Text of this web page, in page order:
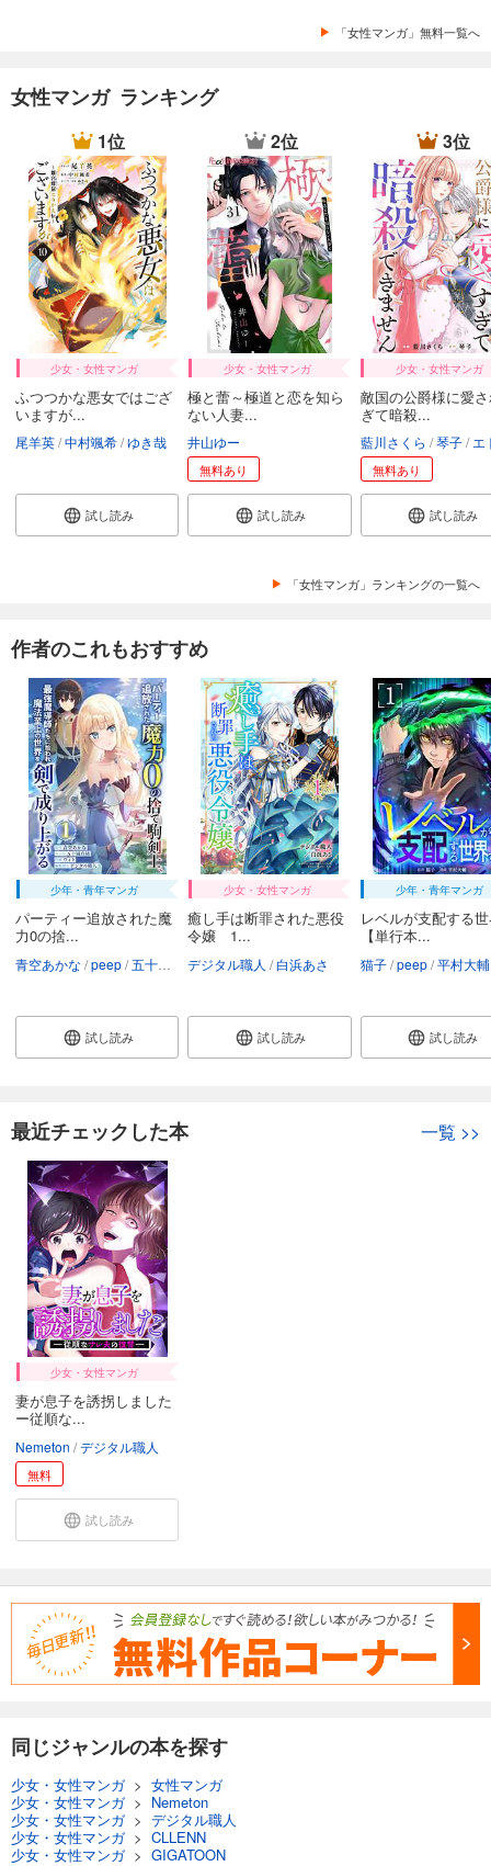
78円 (税込)
試し読み
あらすじを表示する
妻が息子を誘拐しましたー従順なサレ夫の復讐ー【フルカラー】【タテヨミ】(33)
78円 (税込)
完結
カート
試し読み
あらすじを表示する
妻が息子を誘拐しましたー従順なサレ夫の復讐ー【フルカラー】【タテヨミ】(34)
78円 (税込)
完結
カート
試し読み
あらすじを表示する
妻が息子を誘拐しましたー従順なサレ夫の復讐ー【フルカラー】【タテヨミ】(35)
あらすじを表示する
「女性マンガ」無料一覧へ
女性マンガ ランキング
1位
少女・女性マンガ
ふつつかな悪女ではござ
いますが...
尾羊英 中村颯希 ゆき哉
試し読み
2位
少女・女性マンガ
極と蕾～極道と恋を知ら
ない人妻...
井山ゆー
無料あり
試し読み
3位
少女・女性マンガ
敵国の公爵様に愛
ぎて暗殺...
藍川さくら 琴子 エトワー
無料あり
試し読み
「女性マンガ」ランキングの一覧へ
作者のこれもおすすめ
少年・青年マンガ
パーティー追放された魔
力0の捨...
青空あかな peep 五十嵐真緒 ウィト・泉野将大 デジタル職人 taskey
試し読み
少女・女性マンガ
癒し手は断罪された悪役
令嬢 1...
デジタル職人 白浜あさ
試し読み
少年・青年マンガ
レベルが支配する
【単行本...
猫子 peep 平村大輔
試し読み
最近チェックした本 一覧 >>
少女・女性マンガ
妻が息子を誘拐しました
ー従順な...
Nemeton デジタル職人
無料
試し読み
同じジャンルの本を探す
少女・女性マンガ> 女性マンガ
少女・女性マンガ> Nemeton
少女・女性マンガ> デジタル職人
少女・女性マンガ> CLLENN
少女・女性マンガ> GIGATOON